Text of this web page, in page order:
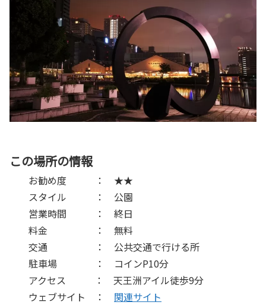
この場所の情報
お勧め度 ： ★★
スタイル ： 公園
営業時間 ： 終日
料金 ： 無料
交通 ： 公共交通で行ける所
駐車場 ： コインP10分
アクセス ： 天王洲アイル徒歩9分
ウェブサイト ： 関連サイト